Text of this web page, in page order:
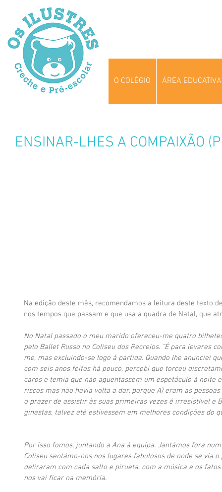
O COLÉGIO ÁREA EDUCATIVA
ENSINAR-LHES A COMPAIXÃO
Na edição deste mês, recomendamos a leitura deste texto
nos tempos que passam e que usa a quadra de Natal, que
No Natal passado o meu marido ofereceu-me quatro
pelo Ballet Russo no Coliseu dos Recreios. “É para levares
me, mas excluindo-se logo à partida. Quando lhe anunciei
com seis anos feitos há pouco, percebi que torceu
caros e temia que não aguentassem um espetáculo à noite
riscos mas não havia volta a dar, porque A) eram as
o prazer de assistir às suas primeiras vezes é irresistível e
ginastas, talvez até estivessem em melhores condições do
Por isso fomos, juntando a Ana à equipa. Jantámos fora
Coliseu sentámo-nos nos lugares fabulosos de onde se via
deliraram com cada salto e pirueta, com a música e os
nos vai ficar na memória.